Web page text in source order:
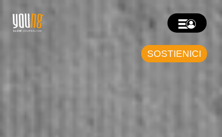
SOSTIENICI